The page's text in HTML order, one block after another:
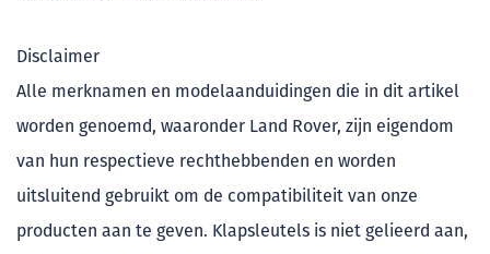
Disclaimer
Alle merknamen en modelaanduidingen die in dit artikel
worden genoemd, waaronder Land Rover, zijn eigendom
van hun respectieve rechthebbenden en worden
uitsluitend gebruikt om de compatibiliteit van onze
producten aan te geven. Klapsleutels is niet gelieerd aan,